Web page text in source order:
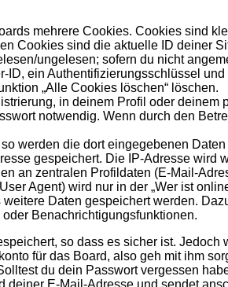
mehrere Cookies. Cookies sind
Cookies sind die aktuelle ID deiner
ungelesen; sofern du nicht
ein Authentifizierungsschlüssel
„Alle Cookies löschen“ löschen.
in deinem Profil oder
notwendig. Wenn durch den
werden die dort eingegebenen
gespeichert. Die IP-Adresse
an zentralen Profildaten (E-Mail-
Agent) wird nur in der „Wer ist
Daten gespeichert werden.
Benachrichtigungsfunktionen.
so dass es sicher ist.
für das Board, also geh mit ihm
du dein Passwort vergessen